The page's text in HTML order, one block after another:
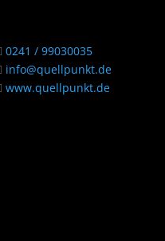
0241 / 99030035
info@quellpunkt.de
www.quellpunkt.de